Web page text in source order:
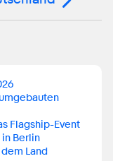
Flagship-Event
Berlin
Land